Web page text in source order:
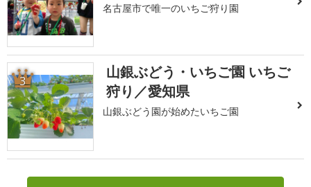
名古屋市で唯一のいちご狩り園
3
山銀ぶどう・いちご園 いちご
狩り／愛知県
山銀ぶどう園が始めたいちご園